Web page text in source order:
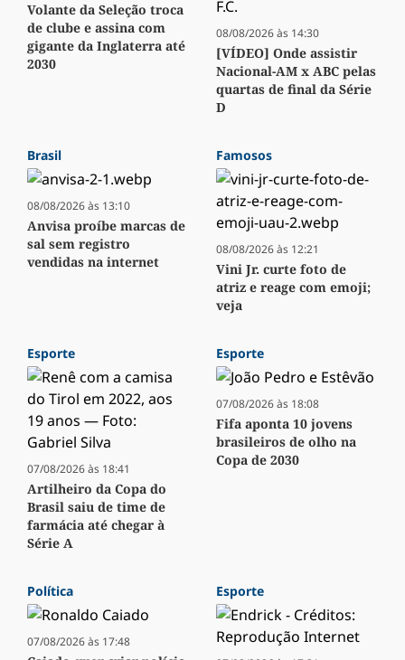
Volante da Seleção troca
de clube e assina com
gigante da Inglaterra até
2030
08/08/2026 às 14:30
[VÍDEO] Onde assistir
Nacional-AM x ABC pelas
quartas de final da Série
D
Brasil
08/08/2026 às 13:10
Anvisa proíbe marcas de
sal sem registro
vendidas na internet
Famosos
08/08/2026 às 12:21
Vini Jr. curte foto de
atriz e reage com emoji;
veja
Esporte
07/08/2026 às 18:41
Artilheiro da Copa do
Brasil saiu de time de
farmácia até chegar à
Série A
Esporte
07/08/2026 às 18:08
Fifa aponta 10 jovens
brasileiros de olho na
Copa de 2030
Política
07/08/2026 às 17:48
Esporte